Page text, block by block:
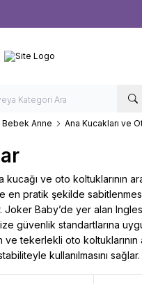
Bebek Anne Ana Kucakları ve
kucağı ve oto koltuklarının
en pratik şekilde
Joker Baby’de yer alan
güvenlik standartlarına
ve tekerlekli oto
kullanılmasını sağlar.